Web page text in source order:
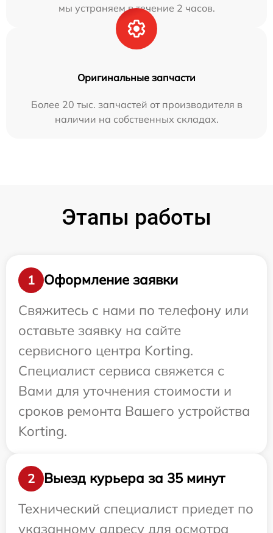
мы устраняем в течение 2 часов.
Оригинальные запчасти
Более 20 тыс. запчастей от производителя в
наличии на собственных складах.
Этапы работы
1
Оформление заявки
Свяжитесь с нами по телефону или
оставьте заявку на сайте
сервисного центра Korting.
Специалист сервиса свяжется с
Вами для уточнения стоимости и
сроков ремонта Вашего устройства
Korting.
2
Выезд курьера за 35 минут
Технический специалист приедет по
указанному адресу для осмотра